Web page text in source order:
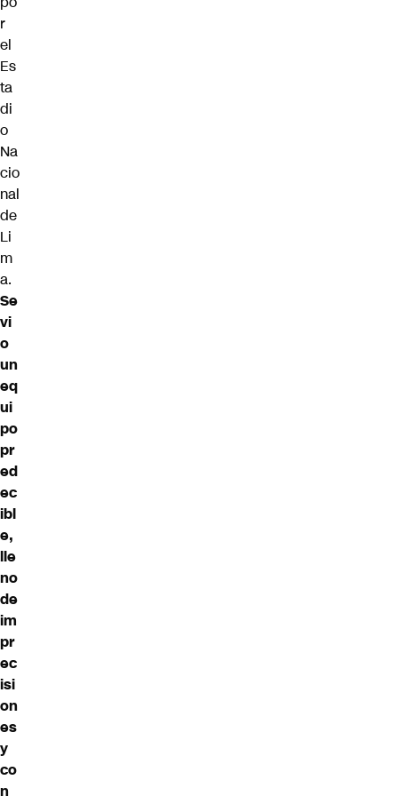
r
el
Es
ta
di
o
Na
cio
nal
de
Li
m
a.
Se
vi
o
un
eq
ui
po
pr
ed
ec
ibl
e,
lle
no
de
im
pr
ec
isi
on
es
y
co
n